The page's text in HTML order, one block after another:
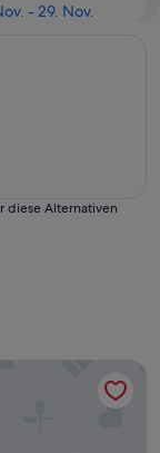
- 29. Nov.
diese Alternativen